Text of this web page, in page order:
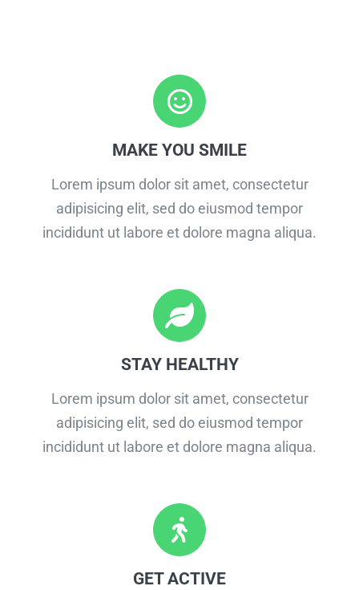
MAKE YOU SMILE
Lorem ipsum dolor sit amet, consectetur
adipisicing elit, sed do eiusmod tempor
incididunt ut labore et dolore magna aliqua.
STAY HEALTHY
Lorem ipsum dolor sit amet, consectetur
adipisicing elit, sed do eiusmod tempor
incididunt ut labore et dolore magna aliqua.
GET ACTIVE